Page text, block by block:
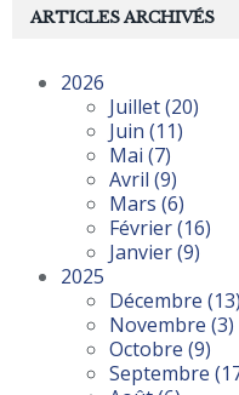
ARTICLES ARCHIVÉS
2026
Juillet(20)
Juin (11)
Mai (7)
Avril (9)
Mars (6)
Février(16)
Janvier(9)
2025
Décembre (13)
Novembre (3)
Octobre (9)
Septembre